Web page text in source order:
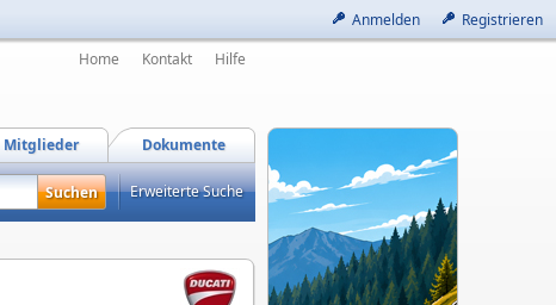
Anmelden Registrieren
Home Kontakt Hilfe
Dokumente
Mitglieder
Erweiterte Suche